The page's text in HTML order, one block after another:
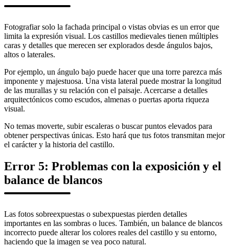
Fotografiar solo la fachada principal o vistas obvias es un error que
limita la expresión visual. Los castillos medievales tienen múltiples
caras y detalles que merecen ser explorados desde ángulos bajos,
altos o laterales.
Por ejemplo, un ángulo bajo puede hacer que una torre parezca más
imponente y majestuosa. Una vista lateral puede mostrar la longitud
de las murallas y su relación con el paisaje. Acercarse a detalles
arquitectónicos como escudos, almenas o puertas aporta riqueza
visual.
No temas moverte, subir escaleras o buscar puntos elevados para
obtener perspectivas únicas. Esto hará que tus fotos transmitan mejor
el carácter y la historia del castillo.
Error 5: Problemas con la exposición y el
balance de blancos
Las fotos sobreexpuestas o subexpuestas pierden detalles
importantes en las sombras o luces. También, un balance de blancos
incorrecto puede alterar los colores reales del castillo y su entorno,
haciendo que la imagen se vea poco natural.